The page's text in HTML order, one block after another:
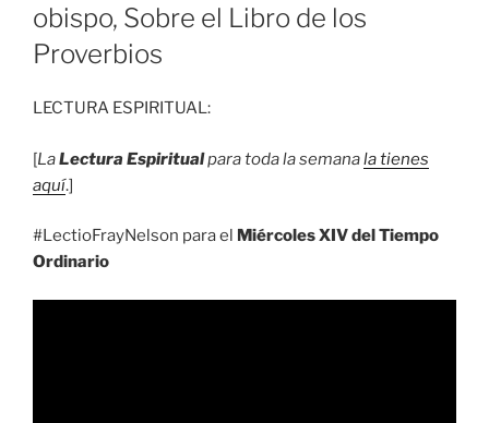
obispo, Sobre el Libro de los
Proverbios
LECTURA ESPIRITUAL:
[LaLectura Espiritualpara toda la semanala tienes
aquí.]
#LectioFrayNelson para el Miércoles XIV del Tiempo
Ordinario